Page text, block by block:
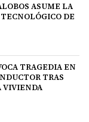
ASUME LA
DE
TRAGEDIA EN
TRAS
VIVIENDA